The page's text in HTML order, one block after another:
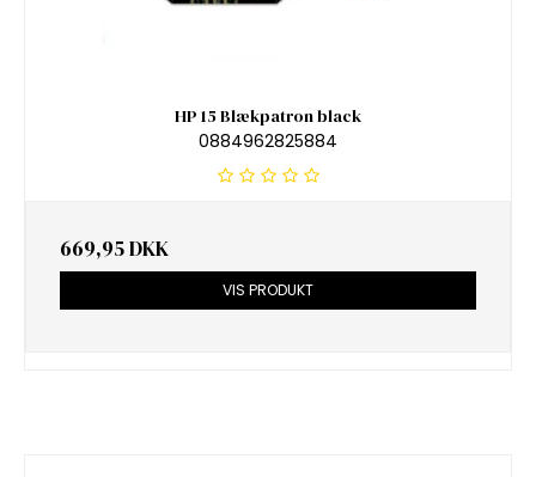
HP 15 Blækpatron black
0884962825884
669,95 DKK
VIS PRODUKT